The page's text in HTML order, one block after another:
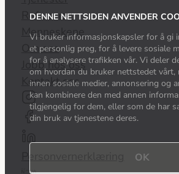
DENNE NETTSIDEN ANVENDER
Vi bruker informasjonskapsler for å gi
et personlig preg, for å levere sosiale
for å analysere trafikken vår. Vi deler
om hvordan du bruker nettstedet vårt,
innen sosiale medier, annonsering og
kan kombinere den med annen
tilgjengelig for dem, eller som de har
din bruk av tjenestene deres.
OK
Group
Referanser
Menneskene
Om oss
Jobb hos oss
Kontakt oss